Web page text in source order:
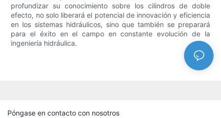
profundizar su conocimiento sobre los cilindros de doble
efecto, no solo liberará el potencial de innovación y eficiencia
en los sistemas hidráulicos, sino que también se preparará
para el éxito en el campo en constante evolución de la
ingeniería hidráulica.
Póngase en contacto con nosotros